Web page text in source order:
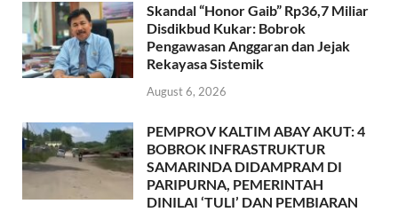
Skandal “Honor Gaib” Rp36,7 Miliar
Disdikbud Kukar: Bobrok
Pengawasan Anggaran dan Jejak
Rekayasa Sistemik
August 6, 2026
PEMPROV KALTIM ABAY AKUT: 4
BOBROK INFRASTRUKTUR
SAMARINDA DIDAMPRAM DI
PARIPURNA, PEMERINTAH
DINILAI ‘TULI’ DAN PEMBIARAN